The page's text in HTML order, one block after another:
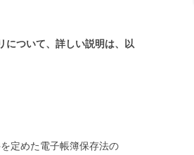
について、詳しい説明は、以
定めた電子帳簿保存法の